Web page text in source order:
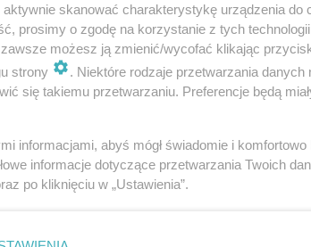
skanować charakterystykę urządzenia do
prosimy o zgodę na korzystanie z tych
możesz ją zmienić/wycofać klikając
strony
. Niektóre rodzaje przetwarzania
się takiemu przetwarzaniu. Preferencje będą
informacjami, abyś mógł świadomie i
informacje dotyczące przetwarzania Twoich
po kliknięciu w „Ustawienia”.